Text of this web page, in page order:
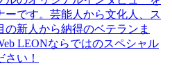
ーです。芸能人から文化人、ス
の新人から納得のベテランま
LEONならではのスペシャル
さい！